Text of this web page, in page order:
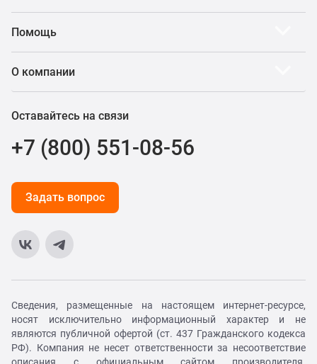
Помощь
О компании
Оставайтесь на связи
+7 (800) 551-08-56
Задать вопрос
Сведения, размещенные на настоящем интернет-ресурсе,
носят исключительно информационный характер и не
являются публичной офертой (ст. 437 Гражданского кодекса
РФ). Компания не несет ответственности за несоответствие